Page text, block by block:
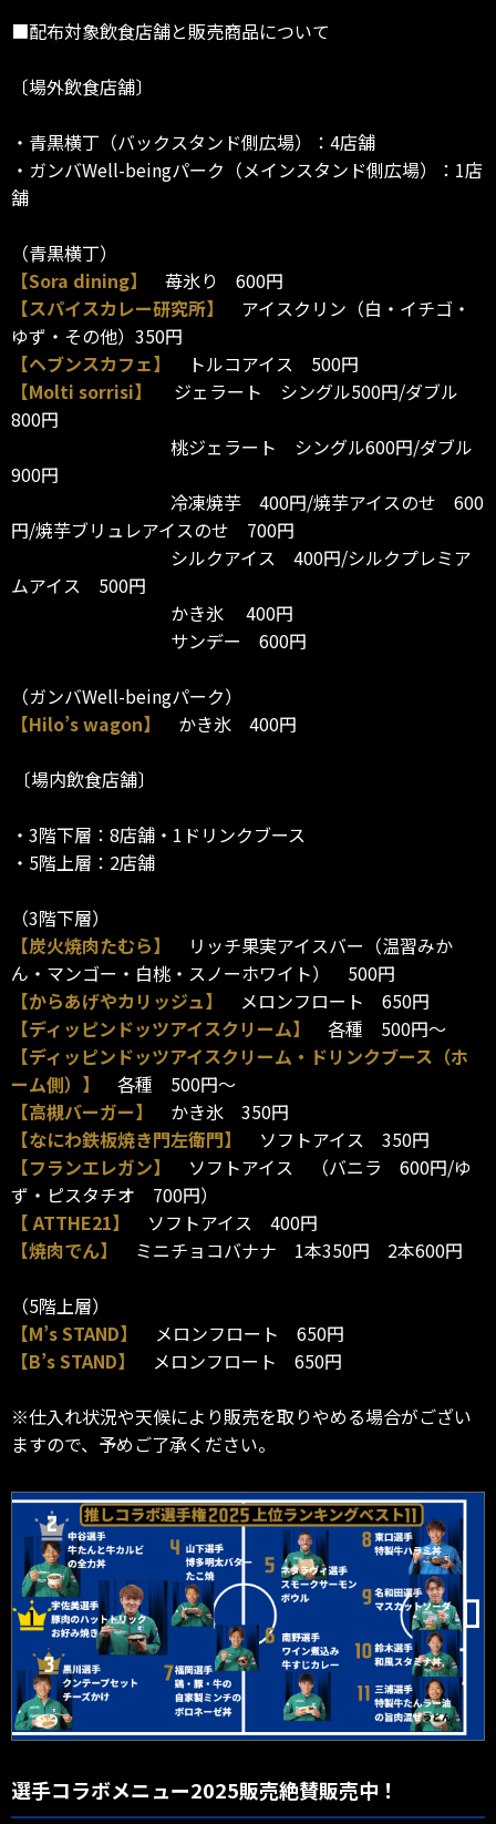
■配布対象飲食店舗と販売商品について
〔場外飲食店舗〕
・青黒横丁（バックスタンド側広場）：4店舗
・ガンバWell-beingパーク（メインスタンド側広場）：1店
舗
（青黒横丁）
【Sora dining】
苺氷り 600円
【スパイスカレー研究所】
アイスクリン（白・イチゴ・
ゆず・その他）350円
【ヘブンスカフェ】
トルコアイス 500円
【Molti sorrisi】
ジェラート シングル500円/ダブル
800円
桃ジェラート シングル600円/ダブル
900円
冷凍焼芋 400円/焼芋アイスのせ 600
円/焼芋ブリュレアイスのせ 700円
シルクアイス 400円/シルクプレミア
ムアイス 500円
かき氷 400円
サンデー 600円
（ガンバWell-beingパーク）
【Hilo’s wagon】
かき氷 400円
〔場内飲食店舗〕
・3階下層：8店舗・1ドリンクブース
・5階上層：2店舗
（3階下層）
【炭火焼肉たむら】
リッチ果実アイスバー（温習みか
ん・マンゴー・白桃・スノーホワイト） 500円
【からあげやカリッジュ】
メロンフロート 650円
【ディッピンドッツアイスクリーム】
各種 500円～
【ディッピンドッツアイスクリーム・ドリンクブース（ホ
ーム側）】
各種 500円～
【高槻バーガー】
かき氷 350円
【なにわ鉄板焼き門左衛門】
ソフトアイス 350円
【フランエレガン】
ソフトアイス （バニラ 600円/ゆ
ず・ピスタチオ 700円）
【 ATTHE21】
ソフトアイス 400円
【焼肉でん】
ミニチョコバナナ 1本350円 2本600円
（5階上層）
【M’s STAND】
メロンフロート 650円
【B’s STAND】
メロンフロート 650円
※仕入れ状況や天候により販売を取りやめる場合がござい
ますので、予めご了承ください。
選手コラボメニュー2025販売絶賛販売中！